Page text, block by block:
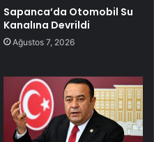
Sapanca’da Otomobil Su
Kanalına Devrildi
Ağustos 7, 2026